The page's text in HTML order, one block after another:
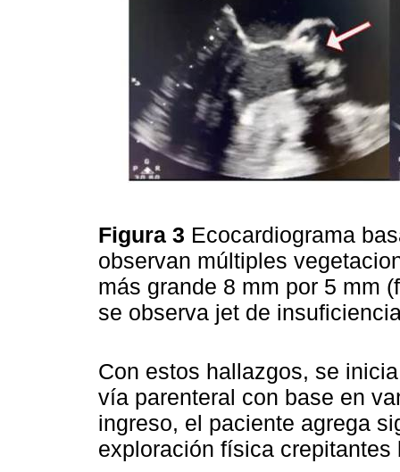
Figura 3 Ecocardiograma
observan múltiples
más grande 8 mm por 5 mm
se observa jet de
Con estos hallazgos, se
vía parenteral con base en
ingreso, el paciente agrega
exploración física